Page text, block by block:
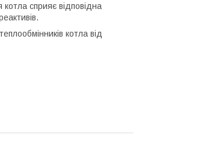
котла сприяє відповідна
котла від